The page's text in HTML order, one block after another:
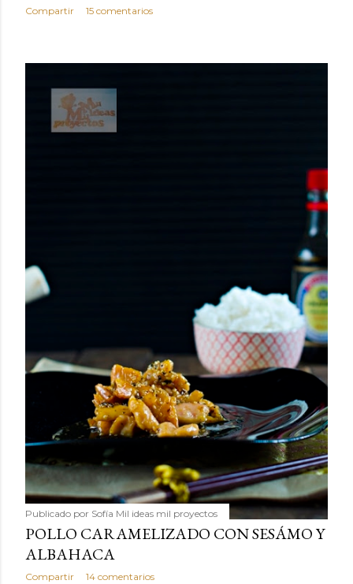
Compartir 15 comentarios
Publicado por Sofía Mil ideas mil proyectos
POLLO CARAMELIZADO CON SESÁMO Y
ALBAHACA
Compartir 14 comentarios